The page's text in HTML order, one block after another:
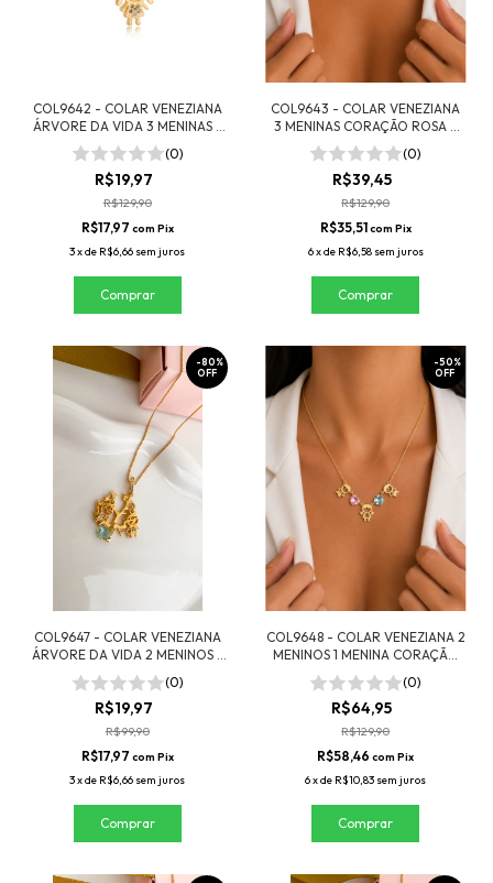
COL9642 - COLAR VENEZIANA
ÁRVORE DA VIDA 3 MENINAS -
FOLHEADO A OURO
(0)
R$19,97
R$129,90
R$17,97 com Pix
3xde R$6,66 sem juros
COL9643 - COLAR VENEZIANA
3 MENINAS CORAÇÃO ROSA -
FOLHEADO A OURO
(0)
R$39,45
R$129,90
R$35,51com Pix
6xde R$6,58 sem juros
COL9647 - COLAR VENEZIANA
ÁRVORE DA VIDA 2 MENINOS -
FOLHEADO A OURO
(0)
R$19,97
-80%
OFF
R$99,90
R$17,97 com Pix
3xde R$6,66 sem juros
COL9648 - COLAR VENEZIANA 2
MENINOS 1 MENINA CORAÇÃO
ROSA E AZUL - FOLHEADO A
OURO
(0)
R$64,95
-50%
OFF
R$129,90
R$58,46com Pix
6xde R$10,83 sem juros